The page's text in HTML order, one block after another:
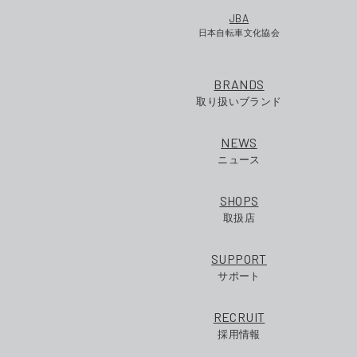
JBA
日本自転車文化協会
BRANDS
取り扱いブランド
NEWS
ニュース
SHOPS
取扱店
SUPPORT
サポート
RECRUIT
採用情報